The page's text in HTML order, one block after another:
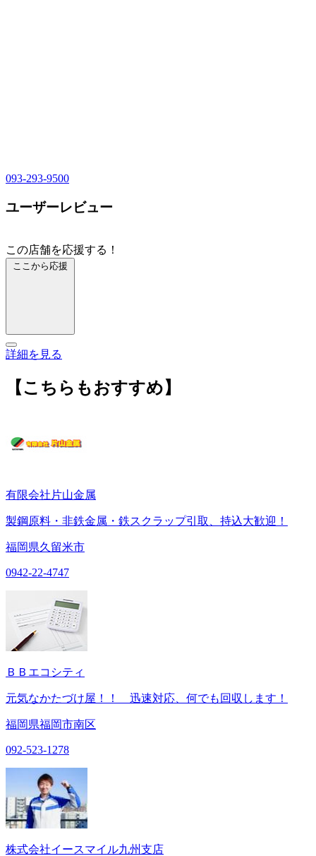
093-293-9500
ユーザーレビュー
この店舗を応援する！
ここから応援
詳細を見る
【こちらもおすすめ】
有限会社片山金属
製鋼原料・非鉄金属・鉄スクラップ引取、持込大歓迎！
福岡県久留米市
0942-22-4747
ＢＢエコシティ
元気なかたづけ屋！！ 迅速対応、何でも回収します！
福岡県福岡市南区
092-523-1278
株式会社イースマイル九州支店